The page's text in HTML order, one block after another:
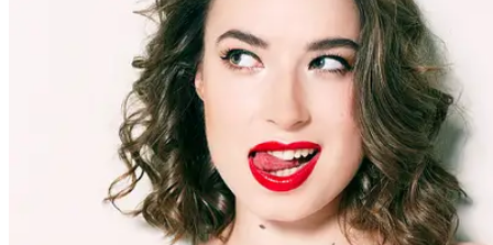
People
Lifestyle
Corporate